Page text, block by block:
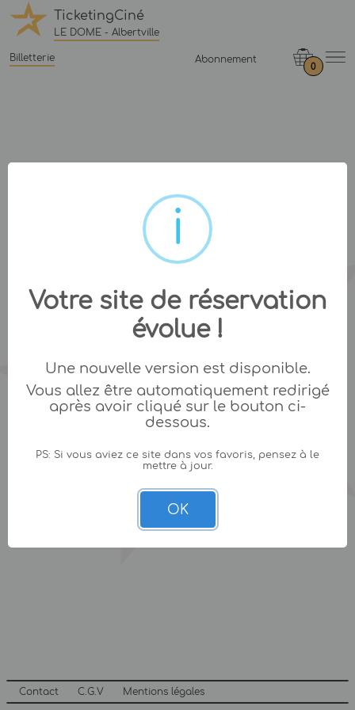
TicketingCiné
LE DOME - Albertville
Billetterie Abonnement
0
Contact C.G.V Mentions légales
Votre site de réservation
évolue !
Une nouvelle version est disponible.
Vous allez être automatiquement redirigé
après avoir cliqué sur le bouton ci-
dessous.
PS: Si vous aviez ce site dans vos favoris, pensez à le
mettre à jour.
OK